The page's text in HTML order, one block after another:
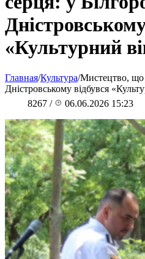
«Культурний
Главная/Культура/Мистецтво, що
Дністровському відбувся
8267 / 06.06.2026 15:23